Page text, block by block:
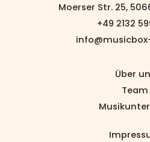
Moerser Str. 25,
+49 2132
Über
Team